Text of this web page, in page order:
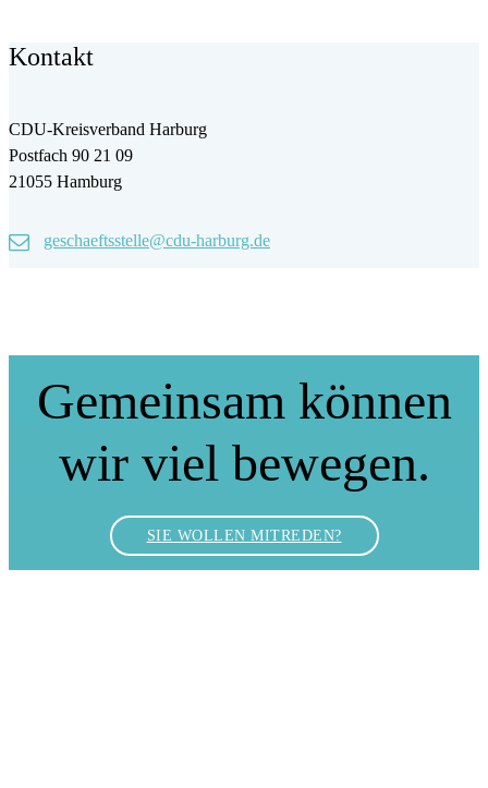
Kontakt
CDU-Kreisverband Harburg
Postfach 90 21 09
21055 Hamburg
geschaeftsstelle@cdu-harburg.de
Gemeinsam können
wir viel bewegen.
SIE WOLLEN MITREDEN?